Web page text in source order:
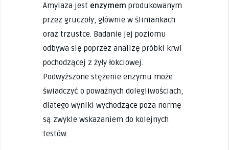
Amylaza jest enzymem produkowanym
przez gruczoły, głównie w śliniankach
oraz trzustce. Badanie jej poziomu
odbywa się poprzez analizę próbki krwi
pochodzącej z żyły łokciowej.
Podwyższone stężenie enzymu może
świadczyć o poważnych dolegliwościach,
dlatego wyniki wychodzące poza normę
są zwykle wskazaniem do kolejnych
testów.